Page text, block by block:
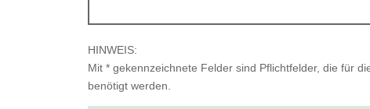
HINWEIS:
Mit * gekennzeichnete Felder sind Pflichtfelder, die für
benötigt werden.